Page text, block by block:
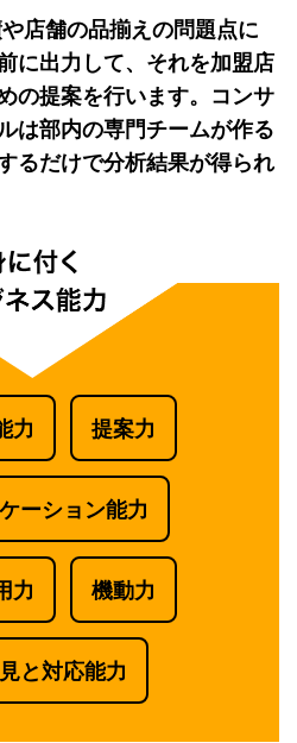
店舗の品揃えの問題点に
に出力して、それを加盟店
の提案を行います。コンサ
は部内の専門チームが作る
るだけで分析結果が得られ
力 提案力
ーション能力
力 機動力
と対応能力